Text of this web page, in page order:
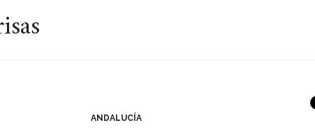
ANDALUCÍA